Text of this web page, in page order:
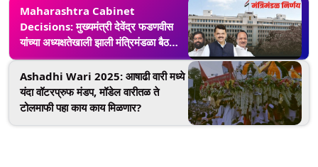
पडले अखेरच्या टप्प्याचे लोकार्पण
Maharashtra Cabinet
Decisions: मुख्यमंत्री देवेंद्र फडणवीस
यांच्या अध्यक्षतेखाली झाली मंत्रिमंडळा बैठक;
घेतले अनेक महत्वाचे निर्णय
Ashadhi Wari 2025: आषाढी वारी मध्ये
यंदा वॉटरप्रुफ मंडप, मॉडेल वारीतळ ते
टोलमाफी पहा काय काय मिळणार?